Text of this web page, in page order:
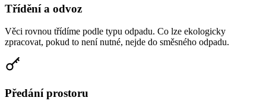
Třídění a odvoz
Věci rovnou třídíme podle typu odpadu. Co lze ekologicky
zpracovat, pokud to není nutné, nejde do směsného odpadu.
Předání prostoru